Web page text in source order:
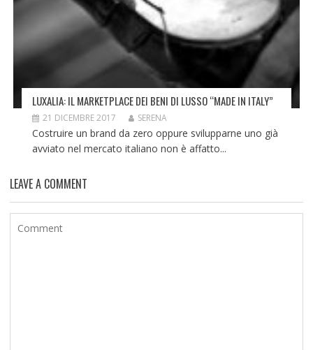
LUXALIA: IL MARKETPLACE DEI BENI DI LUSSO “MADE IN ITALY”
21 DICEMBRE 2017 SERENA
Costruire un brand da zero oppure svilupparne uno già
avviato nel mercato italiano non è affatto...
LEAVE A COMMENT